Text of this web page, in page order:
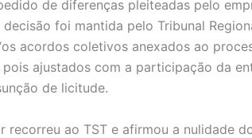
de diferenças pleiteadas pelo
foi mantida pelo Tribunal
acordos coletivos anexados ao
pois ajustados com a participação da
de licitude.
recorreu ao TST e afirmou a nulidade